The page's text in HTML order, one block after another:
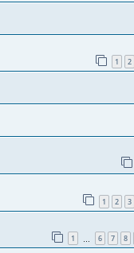
1 2
1 2 3
1 6 7 8